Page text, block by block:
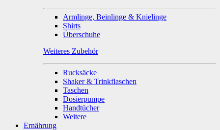
Armlinge, Beinlinge & Knielinge
Shirts
Überschuhe
Weiteres Zubehör
Rucksäcke
Shaker & Trinkflaschen
Taschen
Dosierpumpe
Handtücher
Weitere
Ernährung